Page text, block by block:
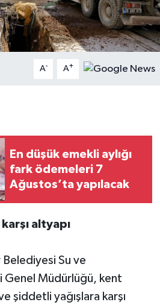
A- A+
En düşük emekli aylığı
fark ödemeleri 7
Ağustos’ta yapılacak
altyapı
Belediyesi Su ve
Genel Müdürlüğü, kent
şiddetli yağışlara karşı